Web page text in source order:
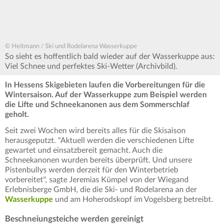
© Heitmann / Ski und Rodelarena Wasserkuppe
So sieht es hoffentlich bald wieder auf der Wasserkuppe aus:
Viel Schnee und perfektes Ski-Wetter (Archivbild).
In Hessens Skigebieten laufen die Vorbereitungen für die
Wintersaison. Auf der Wasserkuppe zum Beispiel werden
die Lifte und Schneekanonen aus dem Sommerschlaf
geholt.
Seit zwei Wochen wird bereits alles für die Skisaison
herausgeputzt. "Aktuell werden die verschiedenen Lifte
gewartet und einsatzbereit gemacht. Auch die
Schneekanonen wurden bereits überprüft. Und unsere
Pistenbullys werden derzeit für den Winterbetrieb
vorbereitet", sagte Jeremias Kümpel von der Wiegand
Erlebnisberge GmbH, die die Ski- und Rodelarena an der
Wasserkuppe und am Hoherodskopf im Vogelsberg betreibt.
Beschneiungsteiche werden gereinigt